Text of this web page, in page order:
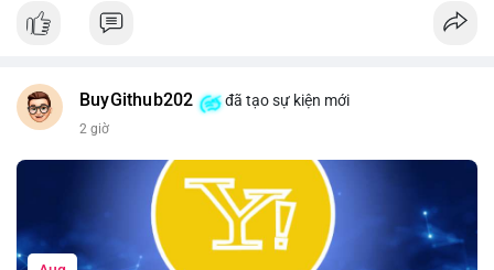
📰 Nguồn: CoinDesk
BuyGithub202 đã tạo sự kiện mới
2 giờ